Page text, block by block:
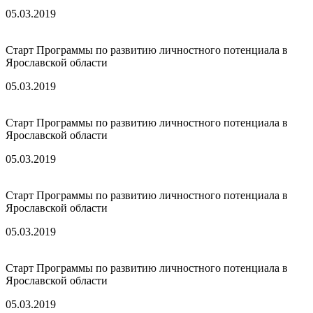
05.03.2019
Старт Программы по развитию личностного потенциала в
Ярославской области
05.03.2019
Старт Программы по развитию личностного потенциала в
Ярославской области
05.03.2019
Старт Программы по развитию личностного потенциала в
Ярославской области
05.03.2019
Старт Программы по развитию личностного потенциала в
Ярославской области
05.03.2019